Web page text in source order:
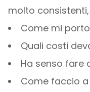
molto
Come mi
Quali costi
Ha senso fare
Come faccio